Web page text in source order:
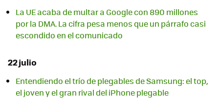
La UE acaba de multar a Google con 890 millones
por la DMA. La cifra pesa menos que un párrafo casi
escondido en el comunicado
22 julio
Entendiendo el trío de plegables de Samsung: el top,
el joven y el gran rival del iPhone plegable